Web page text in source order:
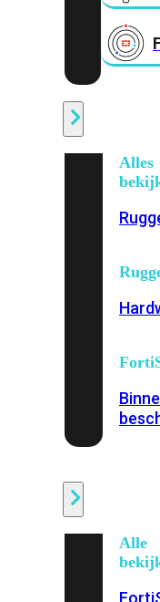
Alles
Alle